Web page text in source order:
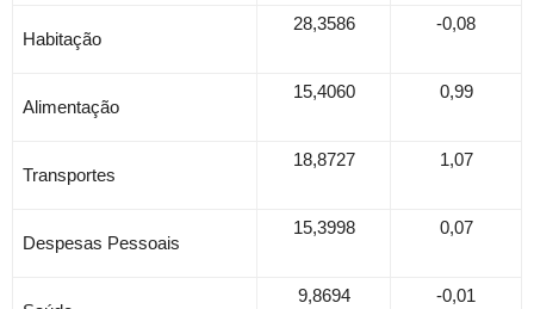
Habitação
28,3586 -0,08
Alimentação
15,4060 0,99
Transportes
18,8727 1,07
Despesas Pessoais
15,3998 0,07
9,8694 -0,01